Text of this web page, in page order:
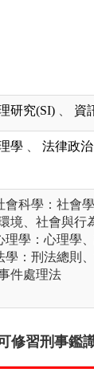
研究(SI) 資
學 法律政治
會科學：社會
境、社會與行
理學：心理學
學：刑法總則
件處理法
心理諮商師 !?
修習刑事鑑